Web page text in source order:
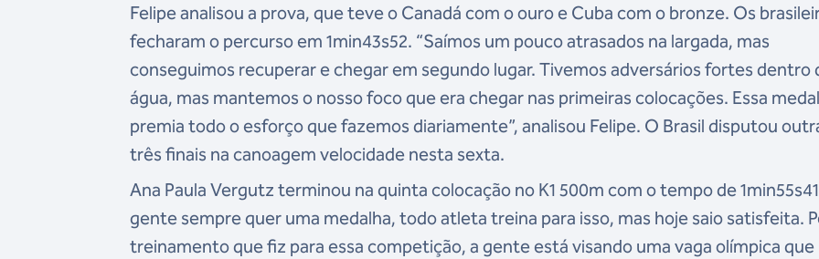
Felipe analisou a prova, que teve o Canadá com o ouro e Cuba com o bronze. Os
fecharam o percurso em 1min43s52. “Saímos um pouco atrasados na largada, mas
conseguimos recuperar e chegar em segundo lugar. Tivemos adversários fortes dentro
água, mas mantemos o nosso foco que era chegar nas primeiras colocações. Essa
premia todo o esforço que fazemos diariamente”, analisou Felipe. O Brasil disputou
três finais na canoagem velocidade nesta sexta.
Ana Paula Vergutz terminou na quinta colocação no K1 500m com o tempo de
gente sempre quer uma medalha, todo atleta treina para isso, mas hoje saio satisfeita.
treinamento que fiz para essa competição, a gente está visando uma vaga olímpica que